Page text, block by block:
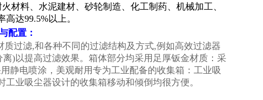
材料、水泥建材、砂轮制造、化工制药、机械加工、
达99.5%以上。
配置：
过滤,和各种不同的过滤结构及方式,例如高效过滤器
)以提高过滤效果。箱体部分均采用足厚钣金材质：采
静电喷涂，美观耐用专为工业配备的收集箱：工业吸
业吸尘器设计的收集箱移动和倾倒均很方便。